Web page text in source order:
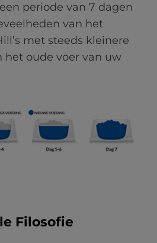
periode van 7 dagen
van het
met steeds kleinere
het oude voer van uw
Filosofie